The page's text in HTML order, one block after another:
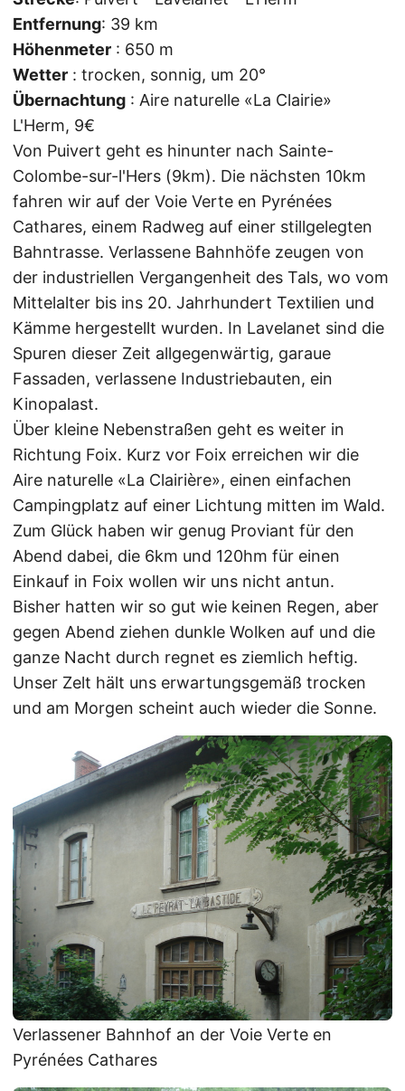
Entfernung: 39 km
Höhenmeter : 650 m
Wetter : trocken, sonnig, um 20°
Übernachtung : Aire naturelle «La Clairie»
L'Herm, 9€
Von Puivert geht es hinunter nach Sainte-
Colombe-sur-l'Hers (9km). Die nächsten 10km
fahren wir auf der Voie Verte en Pyrénées
Cathares, einem Radweg auf einer stillgelegten
Bahntrasse. Verlassene Bahnhöfe zeugen von
der industriellen Vergangenheit des Tals, wo vom
Mittelalter bis ins 20. Jahrhundert Textilien und
Kämme hergestellt wurden. In Lavelanet sind die
Spuren dieser Zeit allgegenwärtig, garaue
Fassaden, verlassene Industriebauten, ein
Kinopalast.
Über kleine Nebenstraßen geht es weiter in
Richtung Foix. Kurz vor Foix erreichen wir die
Aire naturelle «La Clairière», einen einfachen
Campingplatz auf einer Lichtung mitten im Wald.
Zum Glück haben wir genug Proviant für den
Abend dabei, die 6km und 120hm für einen
Einkauf in Foix wollen wir uns nicht antun.
Bisher hatten wir so gut wie keinen Regen, aber
gegen Abend ziehen dunkle Wolken auf und die
ganze Nacht durch regnet es ziemlich heftig.
Unser Zelt hält uns erwartungsgemäß trocken
und am Morgen scheint auch wieder die Sonne.
Verlassener Bahnhof an der Voie Verte en
Pyrénées Cathares